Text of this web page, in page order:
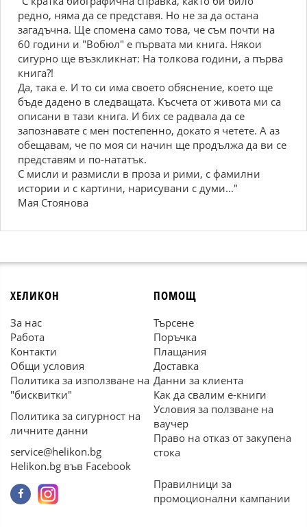
редно, няма да се представя. Но не за да остана
загадъчна. Ще спомена само това, че съм почти на
60 години и "Вобюл" е първата ми книга. Някои
сигурно ще възкликнат: На толкова години, а първа
книга?!
Да, така е. И то си има своето обяснение, което ще
бъде дадено в следващата. Късчета от живота ми са
описани в тази книга. И бих се радвала да се
запознавате с мен постепенно, докато я четете. А аз
обещавам, че по моя си начин ще продължа да ви се
представям и по-нататък.
С мисли и размисли в проза и рими, с фамилни
истории и с картини, нарисувани с думи..."
Мая Стоянова
ХЕЛИКОН
За нас
Работа
Контакти
Общи условия
Политика за използване на
"бисквитки"
Политика за сигурност на
личните данни
service@helikon.bg
Helikon.bg във Facebook
ПОМОЩ
Търсене
Поръчка
Плащания
Доставка
Данни за клиента
Как да свалим е-книги
Условия за ползване на
ваучер
Право на отказ от закупена
стока
Правилници за
промоционални кампании